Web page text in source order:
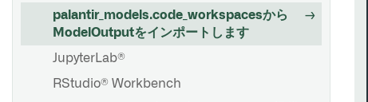
スケーリング
Sources
関数
palantir_models.code_workspacesから
ModelOutputをインポートします
JupyterLab®
RStudio® Workbench